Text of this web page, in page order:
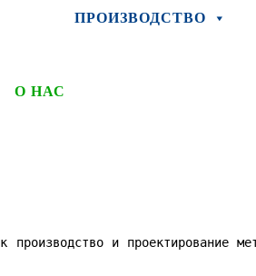
О НАС
ПРОИЗВОДСТВО
производство и проектирование